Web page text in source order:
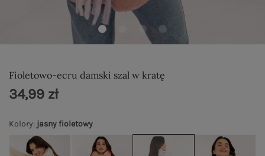
Fioletowo-ecru damski szal w kratę
Kolory: jasny fioletowy
34,99 zł